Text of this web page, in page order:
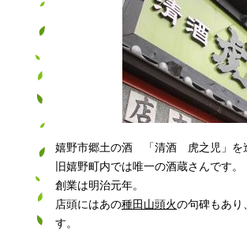
嬉野市郷土の酒 「清酒 虎之児」を
旧嬉野町内では唯一の酒蔵さんです。
創業は明治元年。
店頭にはあの種田山頭火の句碑もあり
す。